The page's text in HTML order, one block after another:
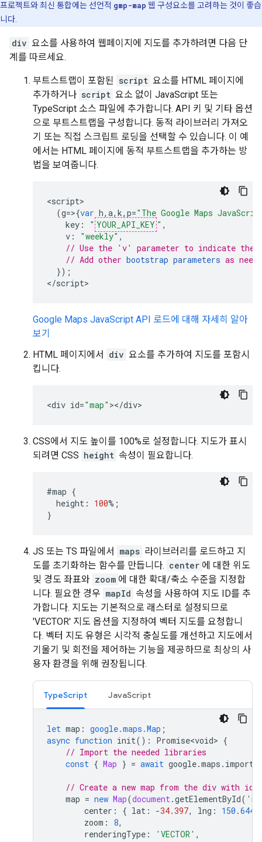
프로젝트와 최신 통합에는 선언적 gmp-map 웹 구성요소를 고려하는 것이 좋습
니다.
div 요소를 사용하여 웹페이지에 지도를 추가하려면 다음 단
계를 따르세요.
부트스트랩이 포함된 script 요소를 HTML 페이지에
추가하거나 script 요소 없이 JavaScript 또는
TypeScript 소스 파일에 추가합니다. API 키 및 기타 옵션
으로 부트스트랩을 구성합니다. 동적 라이브러리 가져오
기 또는 직접 스크립트 로딩을 선택할 수 있습니다. 이 예
에서는 HTML 페이지에 동적 부트스트랩을 추가하는 방
법을 보여줍니다.
<script
(g=>{var h, a, k, p="The Google Maps
key : " YOUR_API_KEY " ,
v : "weekly" ,
// Use the 'v' parameter to indicate the
// Add other bootstrap parameters as
});
</script>
Google Maps JavaScript API 로드에 대해 자세히 알아
보기
HTML 페이지에서
div 요소를 추가하여 지도를 포함시
킵니다.
<div id="map" ></div>
CSS에서 지도 높이를 100%로 설정합니다. 지도가 표시
되려면 CSS height 속성이 필요합니다.
#map {
height : 100% ;
}
JS 또는 TS 파일에서 maps 라이브러리를 로드하고 지
도를 초기화하는 함수를 만듭니다. center 에 대한 위도
및 경도 좌표와 zoom 에 대한 확대/축소 수준을 지정합
니다. 필요한 경우 mapId 속성을 사용하여 지도 ID를 추
가합니다. 지도는 기본적으로 래스터로 설정되므로
'VECTOR' 지도 옵션을 지정하여 벡터 지도를 요청합니
다. 벡터 지도 유형은 시각적 충실도를 개선하고 지도에서
기울기 및 회전을 제어하는 기능을 제공하므로 최상의 사
용자 환경을 위해 권장됩니다.
TypeScript JavaScript
let map : google.maps.Map ;
async function init() : Promise<void> {
// Import the needed libraries
const { Map } = await google.maps .
// Create a new map from the div with
map = new Map(document.getElementById(
center : { lat : -34.397, lng : 150.644
zoom : 8,
renderingType : 'VECTOR' ,